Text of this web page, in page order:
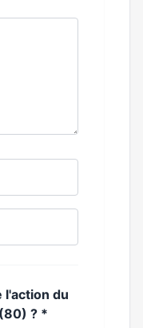
l'action du
? *